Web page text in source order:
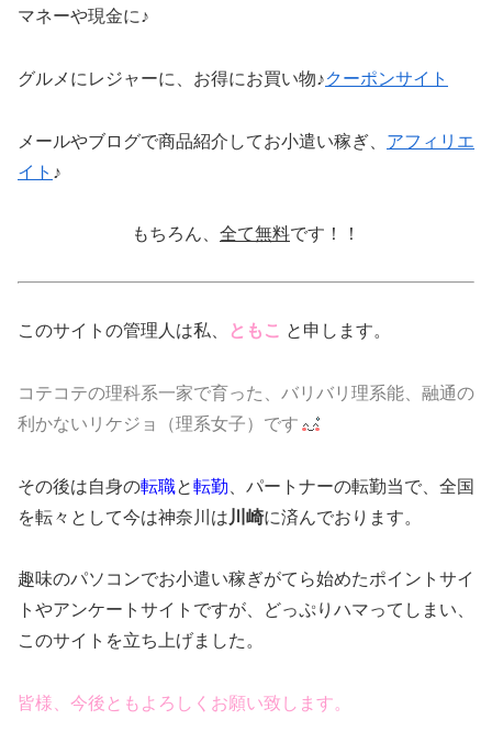
マネーや現金に♪
グルメにレジャーに、お得にお買い物♪クーポンサイト
メールやブログで商品紹介してお小遣い稼ぎ、 アフィリエ
イト ♪
もちろん、 全て無料です！！
このサイトの管理人は私、 ともこ と申します。
コテコテの理科系一家で育った、バリバリ理系能、融通の
利かないリケジョ（理系女子）です
その後は自身の転職と転勤 、パートナーの転勤当で、全国
を転々として今は神奈川は 川崎に済んでおります。
趣味のパソコンでお小遣い稼ぎがてら始めたポイントサイ
トやアンケートサイトですが、どっぷりハマってしまい、
このサイトを立ち上げました。
皆様、今後ともよろしくお願い致します。